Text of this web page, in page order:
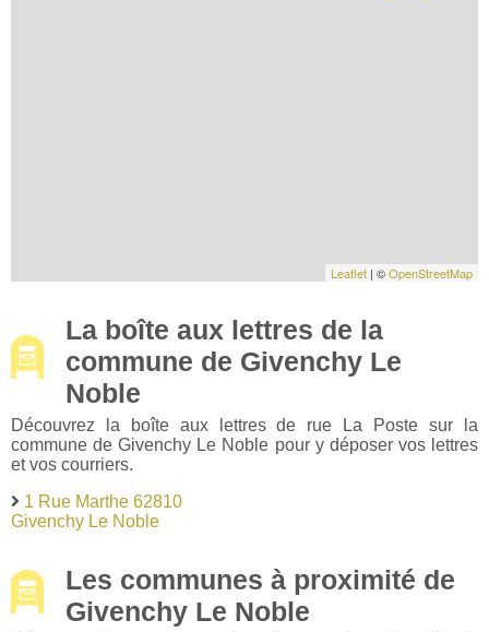
Leaflet | ©OpenStreetMap
La boîte aux lettres de la
commune de Givenchy Le
Noble
Découvrez la boîte aux lettres de rue La Poste sur la
commune de Givenchy Le Noble pour y déposer vos lettres
et vos courriers.
1 Rue Marthe 62810
Givenchy Le Noble
Les communes à proximité de
Givenchy Le Noble